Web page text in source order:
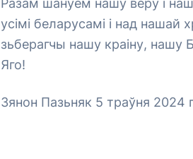
Разам шануем нашу веру і
усімі беларусамі і над
зьберагчы нашу краіну, нашу
Яго!
Зянон Пазьняк 5 траўня 2024